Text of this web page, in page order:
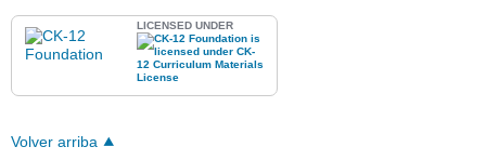
LICENSED UNDER
Volver arriba